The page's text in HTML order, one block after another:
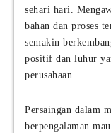
sehari hari.
bahan dan proses
semakin
positif dan luhur
perusahaan.
Persaingan dalam
berpengalaman